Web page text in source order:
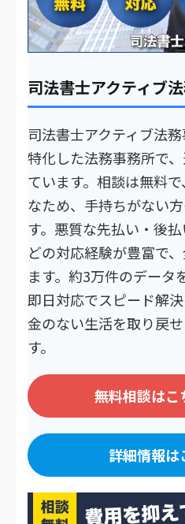
司法書士アクティブ
司法書士アクティブ法
特化した法務事務所で
ています。相談は無料
なため、手持ちがない
す。悪質な先払い・後
どの対応経験が豊富で
ます。約3万件のデータ
即日対応でスピード解
金のない生活を取り戻
す。
無料相談はこ
詳細情報は